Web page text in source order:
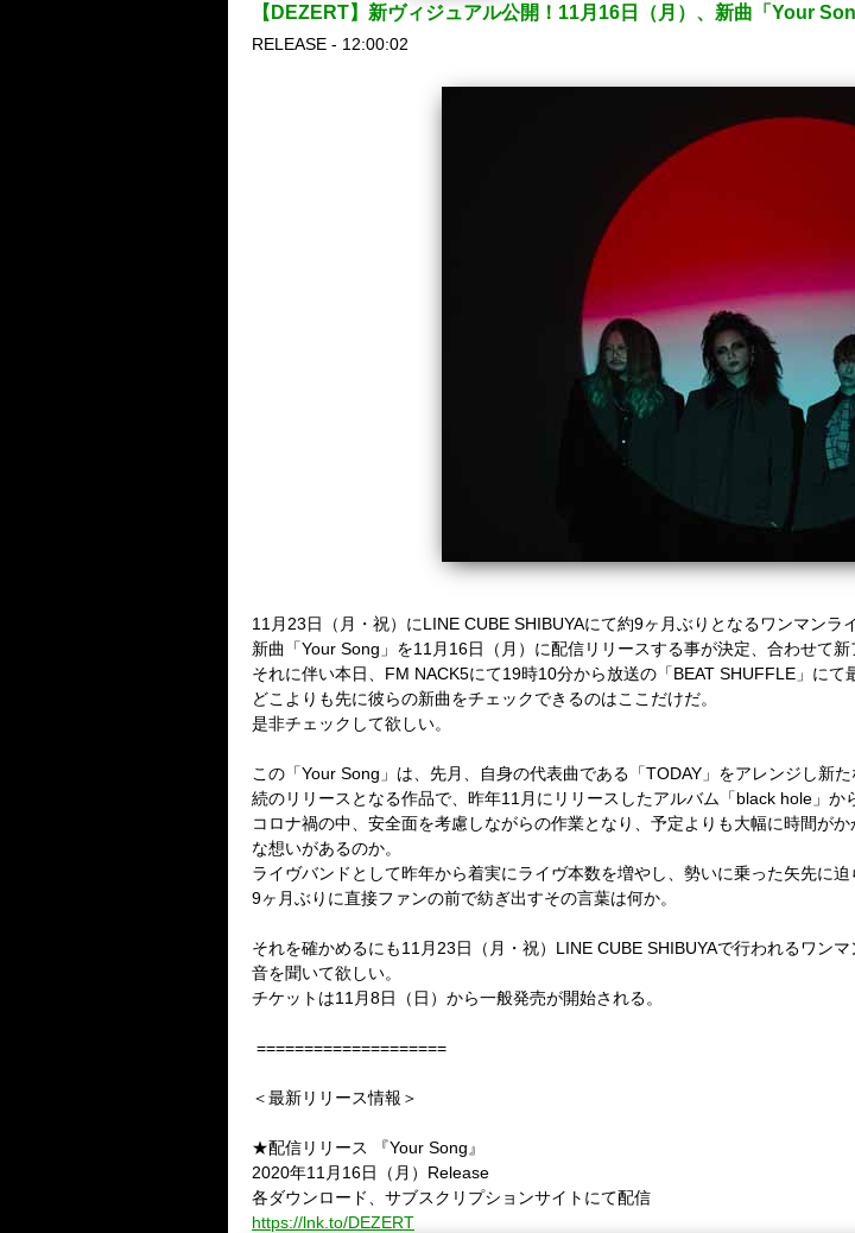
【DEZERT】新ヴィジュアル公開！11月16日（月）、新曲「Your
RELEASE - 12:00:02
11 月 23日（月・祝）にLINE CUBE SHIBUYAにて約9ヶ月ぶりとなるワンマンラ
新曲「Your Song 」を11 月 16日（月）に配信リリースする事が決定、合わせて新
それに伴い本日、 FM NACK5にて19時10分から放送の「BEAT SHUFFLE」にて
どこよりも先に彼らの新曲をチェックできるのはここだけだ。
是非チェックして欲しい。
この 「Your Song 」は、 先月、自身の代表曲である「TODAY 」をアレンジし新
続のリリースとなる作品で、昨年11 月にリリースしたアルバム「black hole 」か
コロナ禍の中、安全面を考慮しながらの作業となり、 予定よりも大幅に時間が
な想いがあるのか。
ライヴバンドとして昨年から着実にライヴ本数を増やし、勢いに乗った矢先に迫
9ヶ月ぶりに直接ファンの前で紡ぎ出すその言葉は何か。
それを確かめるにも11 月 23日（月・祝） LINE CUBE SHIBUYAで行われるワンマ
音を聞いて欲しい。
チケットは11 月8日（日）から一般発売が開始される。
====================
＜最新リリース情報＞
★配信リリース 『Your Song 』
2020年11 月 16日（月） Release
各ダウンロード、サブスクリプションサイトにて配信
https://lnk.to/DEZERT